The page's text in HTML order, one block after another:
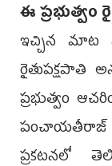
ఈ ప్రభుత్వం
ఇచ్చిన మాట
రైతుపక్షపాతి
ప్రభుత్వం
పంచాయతీరాజ్‌
ప్రకటనలో